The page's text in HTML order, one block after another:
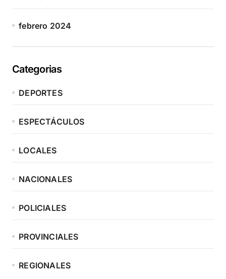
febrero 2024
Categorias
DEPORTES
ESPECTÁCULOS
LOCALES
NACIONALES
POLICIALES
PROVINCIALES
REGIONALES